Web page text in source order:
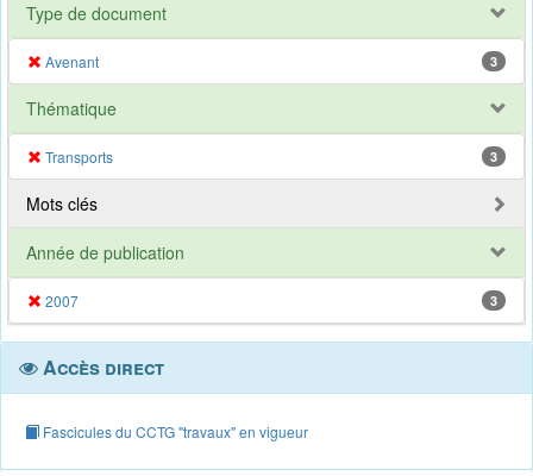
Type de document
Avenant 3
Thématique
Transports 3
Mots clés
Année de publication
2007 3
Accès direct
Fascicules du CCTG "travaux" en vigueur